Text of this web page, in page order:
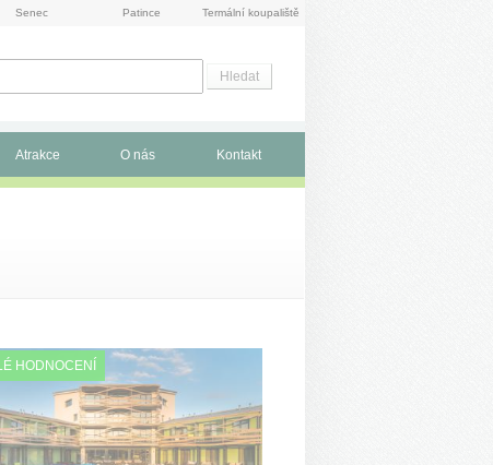
Senec Patince Termální koupaliště
Atrakce O nás Kontakt
HODNOCENÍ